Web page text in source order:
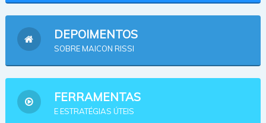
DEPOIMENTOS
SOBRE MAICON RISSI
FERRAMENTAS
E ESTRATÉGIAS ÚTEIS